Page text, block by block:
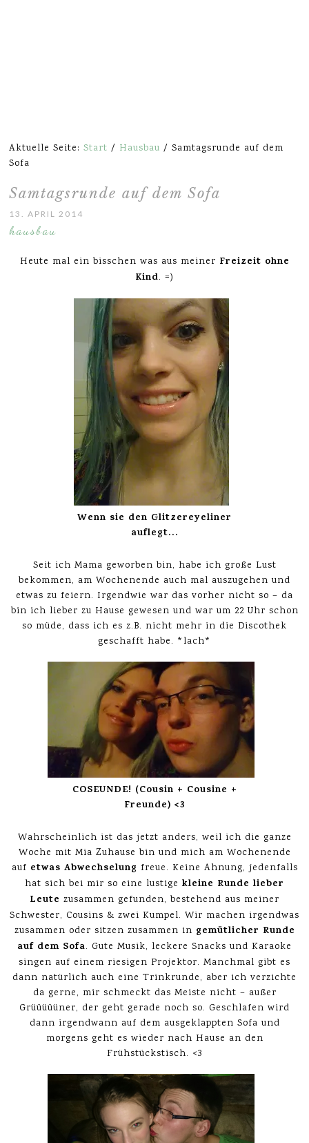
Aktuelle Seite:Start / Hausbau / Samtagsrunde auf dem
Sofa
Samtagsrunde auf dem Sofa
13. APRIL 2014
hausbau
Heute mal ein bisschen was aus meiner Freizeit ohne
Kind. =)
Wenn sie den Glitzereyeliner
auflegt…
Seit ich Mama geworben bin, habe ich große Lust
bekommen, am Wochenende auch mal auszugehen und
etwas zu feiern. Irgendwie war das vorher nicht so – da
bin ich lieber zu Hause gewesen und war um 22 Uhr schon
so müde, dass ich es z.B. nicht mehr in die Discothek
geschafft habe. *lach*
COSEUNDE! (Cousin + Cousine +
Freunde) <3
Wahrscheinlich ist das jetzt anders, weil ich die ganze
Woche mit Mia Zuhause bin und mich am Wochenende
auf etwas Abwechselung freue. Keine Ahnung, jedenfalls
hat sich bei mir so eine lustige kleine Runde lieber
Leute zusammen gefunden, bestehend aus meiner
Schwester, Cousins & zwei Kumpel. Wir machen irgendwas
zusammen oder sitzen zusammen in gemütlicher Runde
auf dem Sofa. Gute Musik, leckere Snacks und Karaoke
singen auf einem riesigen Projektor. Manchmal gibt es
dann natürlich auch eine Trinkrunde, aber ich verzichte
da gerne, mir schmeckt das Meiste nicht – außer
Grüüüüüner, der geht gerade noch so. Geschlafen wird
dann irgendwann auf dem ausgeklappten Sofa und
morgens geht es wieder nach Hause an den
Frühstückstisch. <3